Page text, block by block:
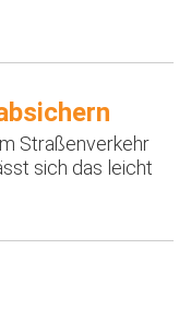
Straßenverkehr
sich das leicht